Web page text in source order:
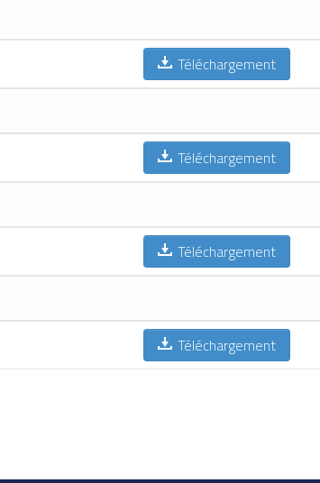
Téléchargement
Téléchargement
Téléchargement
Téléchargement